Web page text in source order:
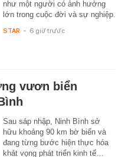
như một người có ảnh hưởng
lớn trong cuộc đời và sự nghiệp.
STAR - 6 giờ trước
vươn biển
Sau sáp nhập, Ninh Bình sở
hữu khoảng 90 km bờ biển và
đang từng bước hiện thực hóa
khát vọng phát triển kinh tế…